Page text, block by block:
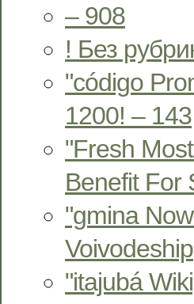
– 908
! Без
"código
1200! – 143
"Fresh
Benefit For
"gmina
"itajubá